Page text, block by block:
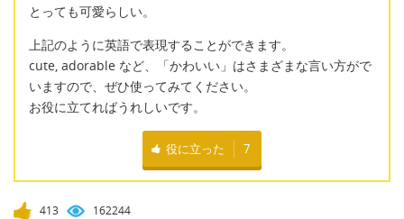
とっても可愛らしい。
上記のように英語で表現することができます。
cute, adorable など、「かわいい」はさまざまな言い方がで
いますので、ぜひ使ってみてください。
お役に立てればうれしいです。
役に立った 7
413 162244